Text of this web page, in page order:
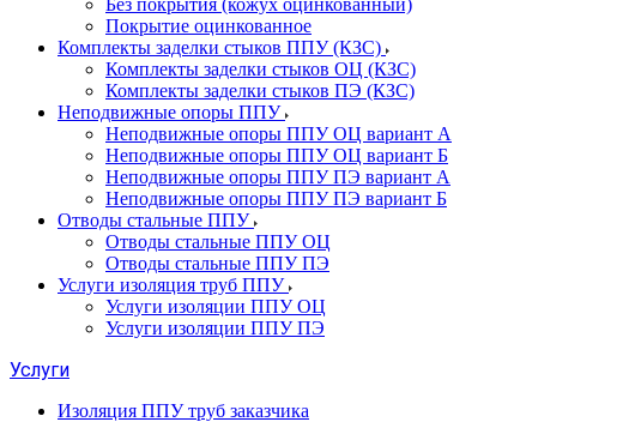
Без покрытия (кожух оцинкованный)
Покрытие оцинкованное
Комплекты заделки стыков ППУ (КЗС)
Комплекты заделки стыков ОЦ (КЗС)
Комплекты заделки стыков ПЭ (КЗС)
Неподвижные опоры ППУ
Неподвижные опоры ППУ ОЦ вариант А
Неподвижные опоры ППУ ОЦ вариант Б
Неподвижные опоры ППУ ПЭ вариант А
Неподвижные опоры ППУ ПЭ вариант Б
Отводы стальные ППУ
Отводы стальные ППУ ОЦ
Отводы стальные ППУ ПЭ
Услуги изоляция труб ППУ
Услуги изоляции ППУ ОЦ
Услуги изоляции ППУ ПЭ
Услуги
Изоляция ППУ труб заказчика